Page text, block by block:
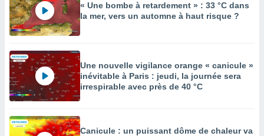
« Une bombe à retardement » : 33 °C dans
la mer, vers un automne à haut risque ?
Une nouvelle vigilance orange « canicule »
inévitable à Paris : jeudi, la journée sera
irrespirable avec près de 40 °C
Canicule : un puissant dôme de chaleur va